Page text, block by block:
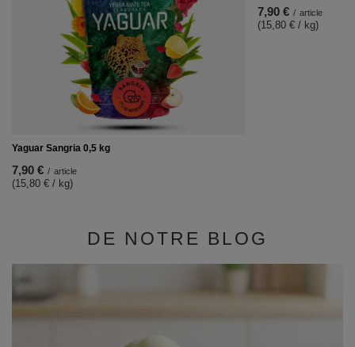
Yaguar Sangria 0,5 kg
7,90 € / article
(15,80 € / kg)
7,90 € / article
(15,80 € / kg)
DE NOTRE BLOG